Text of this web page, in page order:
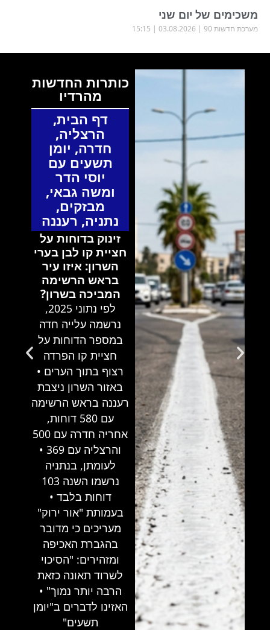
משכימים של יום שני
מערכת חדשות 90 03.08.2026
15:15
כותרות החדשות
מהרדיו
דף הבית,
הרצליה,
חדרה,יומן
תשעים עם
יוסי הדר
ומשה גבאי,
מבזקים,
נתניה,רעננה
זינוק בדוחות על
חציית קו לבן בערי
השרון: איזו עיר
בראש הרשימה
המביכה בשרון?
לפי נתוני 2025,
נרשמה עלייה חדה
במספר הדוחות על
חציית קו הפרדה
רצוף בתוך הערים •
באזור השרון ניצבת
רעננה בראש הרשימה
עם 580 דוחות,
אחריה חדרה עם 500
והרצליה עם 369 •
לעומתן, בנתניה
נרשמו השנה 103
דוחות בלבד •
בעמותת "אור ירוק"
מעריכים כי מדובר
בהגברת האכיפה
ומזהירים: "הסיכוי
לשרוד תאונה כזאת
הרבה יותר נמוך" •
האזינו לדברים ב"יומן
תשעים"